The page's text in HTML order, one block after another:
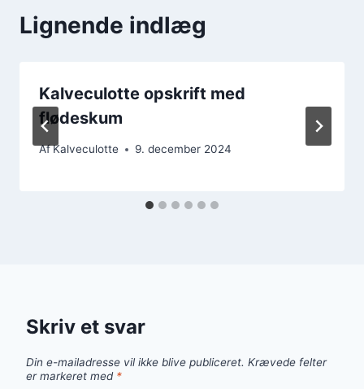
Lignende indlæg
Kalveculotte opskrift med
flødeskum
AfKalveculotte 9. december 2024
Skriv et svar
Din e-mailadresse vil ikke blive publiceret. Krævede felter
er markeret med *